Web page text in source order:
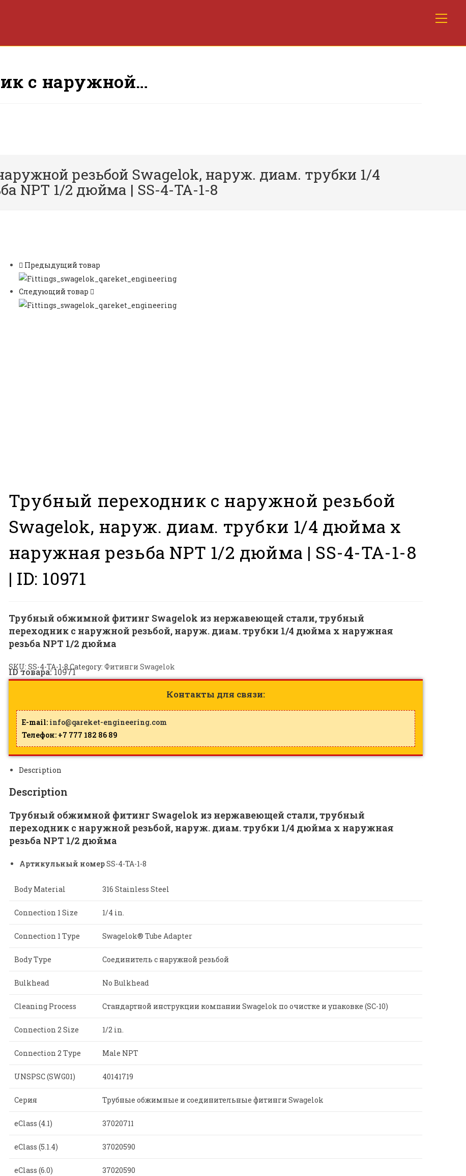
с наружной…
резьбой Swagelok, наруж. диам. трубки 1/4
NPT 1/2 дюйма | SS-4-TA-1-8
Предыдущий товар
Следующий товар
Трубный переходник с наружной резьбой
Swagelok, наруж. диам. трубки 1/4 дюйма x
наружная резьба NPT 1/2 дюйма | SS-4-TA-1-8
| ID: 10971
Трубный обжимной фитинг Swagelok из нержавеющей стали, трубный
переходник с наружной резьбой, наруж. диам. трубки 1/4 дюйма x наружная
резьба NPT 1/2 дюйма
SKU: SS-4-TA-1-8 Category: Фитинги Swagelok
ID товара:10971
Контакты для связи:
E-mail: info@qareket-engineering.com
Телефон: +7 777 182 86 89
Description
Description
Трубный обжимной фитинг Swagelok из нержавеющей стали, трубный
переходник с наружной резьбой, наруж. диам. трубки 1/4 дюйма x наружная
резьба NPT 1/2 дюйма
Артикульный номерSS-4-TA-1-8
Body Material 316 Stainless Steel
Connection 1 Size 1/4 in.
Connection 1 Type Swagelok® Tube Adapter
Body Type Соединитель с наружной резьбой
Bulkhead No Bulkhead
Cleaning Process Стандартной инструкции компании Swagelok по очистке и упаковке (SC-10)
Connection 2 Size 1/2 in.
Connection 2 Type Male NPT
UNSPSC (SWG01) 40141719
Серия Трубные обжимные и соединительные фитинги Swagelok
eClass (4.1) 37020711
eClass (5.1.4) 37020590
eClass (6.0) 37020590